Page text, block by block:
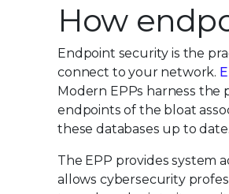
How
Endpoint security is the
connect to your network.
Modern EPPs harness
endpoints of the bloat
these databases up to
The EPP provides system
allows cybersecurity